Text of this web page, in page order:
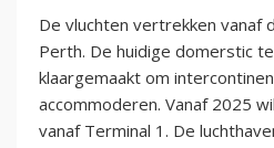
De vluchten vertrekken vanaf
Perth. De huidige domerstic
klaargemaakt om
accommoderen. Vanaf 2025
vanaf Terminal 1. De